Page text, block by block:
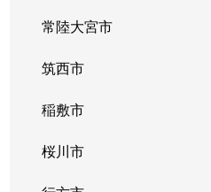
常陸大宮市
筑西市
稲敷市
桜川市